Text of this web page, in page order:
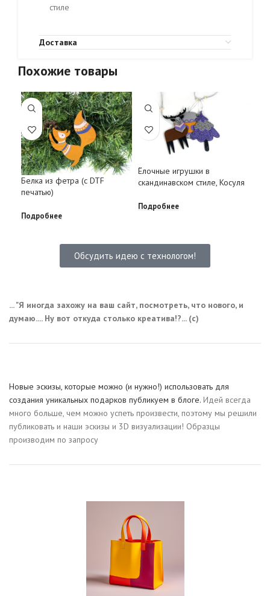
стиле
Доставка
Похожие товары
Белка из фетра (с DTF
печатью)
Подробнее
Ёлочные игрушки в
скандинавском стиле, Косуля
Подробнее
Обсудить идею с технологом!
... "Я иногда захожу на ваш сайт, посмотреть, что нового, и
думаю.... Ну вот откуда столько креатива!?... (с)
Новые эскизы, которые можно (и нужно!) использовать для
создания уникальных подарков публикуем в блоге. Идей всегда
много больше, чем можно успеть произвести, поэтому мы решили
публиковать и наши эскизы и 3D визуализации! Образцы
производим по запросу